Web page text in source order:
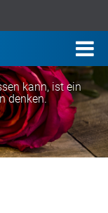
kann, ist ein
denken.